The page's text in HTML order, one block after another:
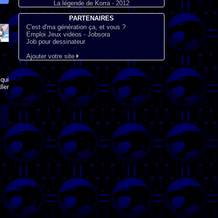
La légende de Korra - 2012
PARTENAIRES
C'est d'ma génération ça, et vous ?
Emploi Jeux vidéos - Jobsora
Job pour dessinateur
Ajouter votre site